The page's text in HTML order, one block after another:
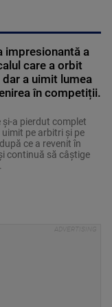
impresionantă a
care a orbit
a uimit lumea
în competiții.
și-a pierdut complet
uimit pe arbitri și pe
ce a revenit în
continuă să câștige